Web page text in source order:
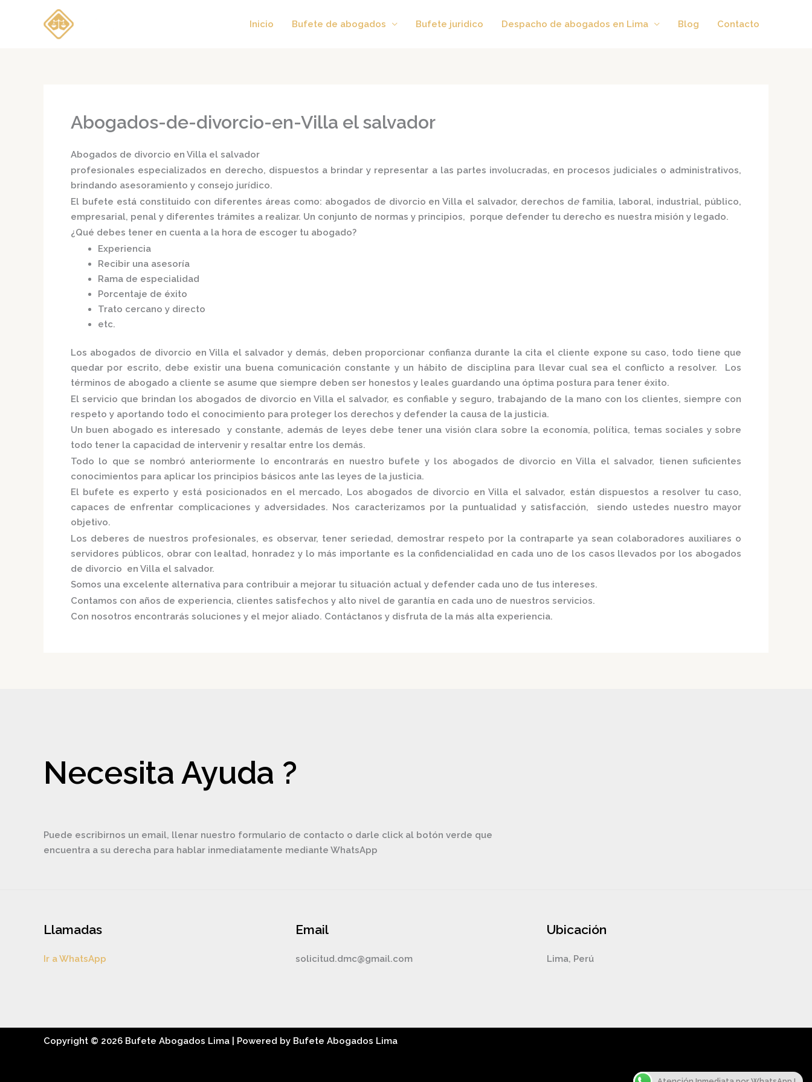
Inicio Bufete de abogados Bufete juridico Despacho de abogados en Lima Blog Contacto
Abogados-de-divorcio-en-Villa el salvador
Abogados de divorcio en Villa el salvador
profesionales especializados en derecho, dispuestos a brindar y representar a las partes involucradas, en procesos judiciales o administrativos,
brindando asesoramiento y consejo jurídico.
El bufete está constituido con diferentes áreas como: abogados de divorcio en Villa el salvador, derechos de familia, laboral, industrial, público,
empresarial, penal y diferentes trámites a realizar. Un conjunto de normas y principios, porque defender tu derecho es nuestra misión y legado.
¿Qué debes tener en cuenta a la hora de escoger tu abogado?
Experiencia
Recibir una asesoría
Rama de especialidad
Porcentaje de éxito
Trato cercano y directo
etc.
Los abogados de divorcio en Villa el salvador y demás, deben proporcionar confianza durante la cita el cliente expone su caso, todo tiene que
quedar por escrito, debe existir una buena comunicación constante y un hábito de disciplina para llevar cual sea el conflicto a resolver. Los
términos de abogado a cliente se asume que siempre deben ser honestos y leales guardando una óptima postura para tener éxito.
El servicio que brindan los abogados de divorcio en Villa el salvador, es confiable y seguro, trabajando de la mano con los clientes, siempre con
respeto y aportando todo el conocimiento para proteger los derechos y defender la causa de la justicia.
Un buen abogado es interesado y constante, además de leyes debe tener una visión clara sobre la economía, política, temas sociales y sobre
todo tener la capacidad de intervenir y resaltar entre los demás.
Todo lo que se nombró anteriormente lo encontrarás en nuestro bufete y los abogados de divorcio en Villa el salvador, tienen suficientes
conocimientos para aplicar los principios básicos ante las leyes de la justicia.
El bufete es experto y está posicionados en el mercado, Los abogados de divorcio en Villa el salvador, están dispuestos a resolver tu caso,
capaces de enfrentar complicaciones y adversidades. Nos caracterizamos por la puntualidad y satisfacción, siendo ustedes nuestro mayor
objetivo.
Los deberes de nuestros profesionales, es observar, tener seriedad, demostrar respeto por la contraparte ya sean colaboradores auxiliares o
servidores públicos, obrar con lealtad, honradez y lo más importante es la confidencialidad en cada uno de los casos llevados por los abogados
de divorcio en Villa el salvador.
Somos una excelente alternativa para contribuir a mejorar tu situación actual y defender cada uno de tus intereses.
Contamos con años de experiencia, clientes satisfechos y alto nivel de garantía en cada uno de nuestros servicios.
Con nosotros encontrarás soluciones y el mejor aliado. Contáctanos y disfruta de la más alta experiencia.
Necesita Ayuda ?
Puede escribirnos un email, llenar nuestro formulario de contacto o darle click al botón verde que
encuentra a su derecha para hablar inmediatamente mediante WhatsApp
Llamadas
Ir a WhatsApp
Email
solicitud.dmc@gmail.com
Ubicación
Lima, Perú
Copyright © 2026 Bufete Abogados Lima | Powered by Bufete Abogados Lima